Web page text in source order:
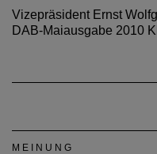
Vizepräsident Ernst
DAB-Maiausgabe 2010
MEINUNG